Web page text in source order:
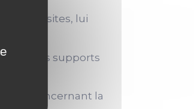
de ces sites, lui
des supports
concernant la